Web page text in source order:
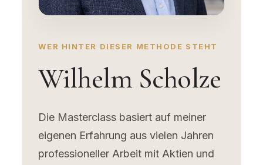
WER HINTER DIESER METHODE STEHT
Wilhelm Scholze
Die Masterclass basiert auf meiner
eigenen Erfahrung aus vielen Jahren
professioneller Arbeit mit Aktien und